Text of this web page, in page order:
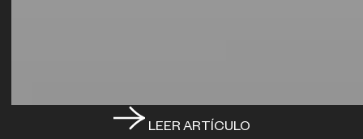
LEER ARTÍCULO